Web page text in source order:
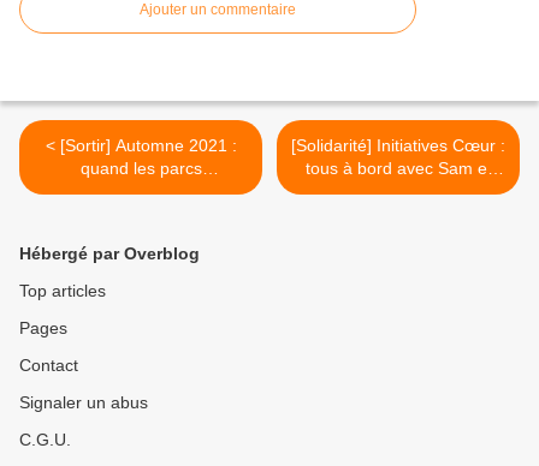
Ajouter un commentaire
< [Sortir] Automne 2021 :
quand les parcs
d'attractions jouent les
[Solidarité] Initiatives Cœur :
tous à bord avec Sam et
Nico pour sauver un max
Hébergé par Overblog
Top articles
Pages
Contact
Signaler un abus
C.G.U.